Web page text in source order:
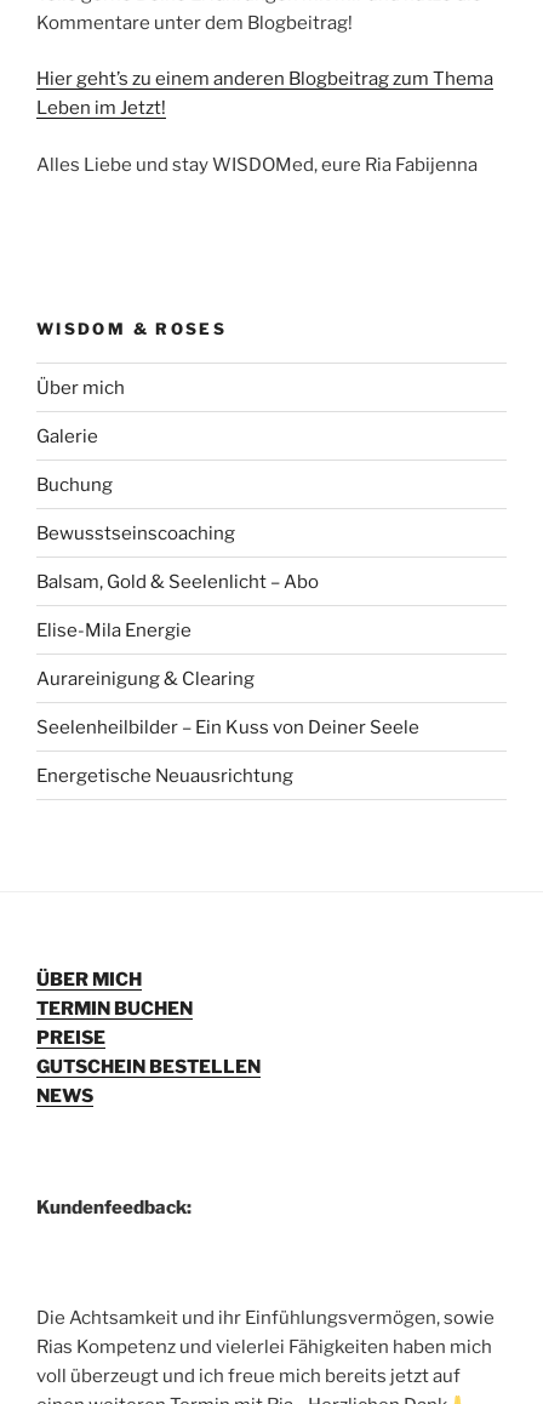
Kommentare unter dem Blogbeitrag!
Hier geht’s zu einem anderen Blogbeitrag zum Thema
Leben im Jetzt!
Alles Liebe und stay WISDOMed, eure Ria Fabijenna
WISDOM & ROSES
Über mich
Galerie
Buchung
Bewusstseinscoaching
Balsam, Gold & Seelenlicht – Abo
Elise-Mila Energie
Aurareinigung & Clearing
Seelenheilbilder – Ein Kuss von Deiner Seele
Energetische Neuausrichtung
ÜBER MICH
TERMIN BUCHEN
PREISE
GUTSCHEIN BESTELLEN
NEWS
Kundenfeedback:
Die Achtsamkeit und ihr Einfühlungsvermögen, sowie
Rias Kompetenz und vielerlei Fähigkeiten haben mich
voll überzeugt und ich freue mich bereits jetzt auf